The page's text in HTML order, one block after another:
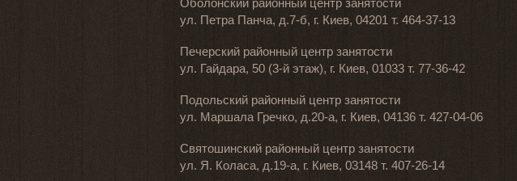
Оболонский районный центр занятости
ул. Петра Панча, д.7-б, г. Киев, 04201 т. 464-37-13
Печерский районный центр занятости
ул. Гайдара, 50 (3-й этаж), г. Киев, 01033 т. 77-36-42
Подольский районный центр занятости
ул. Маршала Гречко, д.20-а, г. Киев, 04136 т. 427-04-06
Святошинский районный центр занятости
ул. Я. Коласа, д.19-а, г. Киев, 03148 т. 407-26-14